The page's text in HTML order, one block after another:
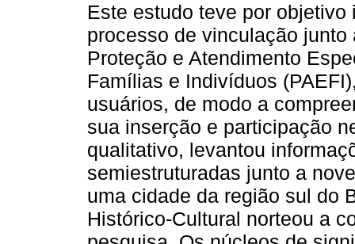
Este estudo teve por objetivo
processo de vinculação junto
Proteção e Atendimento
Famílias e Indivíduos
usuários, de modo a
sua inserção e participação
qualitativo, levantou
semiestruturadas junto a
uma cidade da região sul do
Histórico-Cultural norteou a